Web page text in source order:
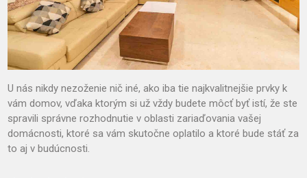
U nás nikdy nezoženie nič iné, ako iba tie najkvalitnejšie prvky k
vám domov, vďaka ktorým si už vždy budete môcť byť istí, že ste
spravili správne rozhodnutie v oblasti zariaďovania vašej
domácnosti, ktoré sa vám skutočne oplatilo a ktoré bude stáť za
to aj v budúcnosti.